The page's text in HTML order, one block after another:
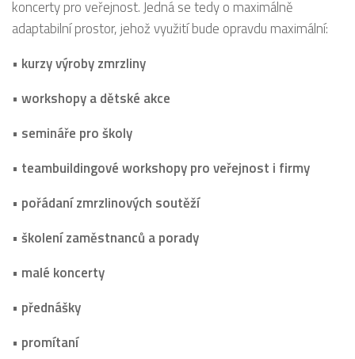
koncerty pro veřejnost. Jedná se tedy o maximálně
adaptabilní prostor, jehož využití bude opravdu maximální:
• kurzy výroby zmrzliny
• workshopy a dětské akce
• semináře pro školy
• teambuildingové workshopy pro veřejnost i firmy
• pořádaní zmrzlinových soutěží
• školení zaměstnanců a porady
• malé koncerty
• přednášky
• promítaní